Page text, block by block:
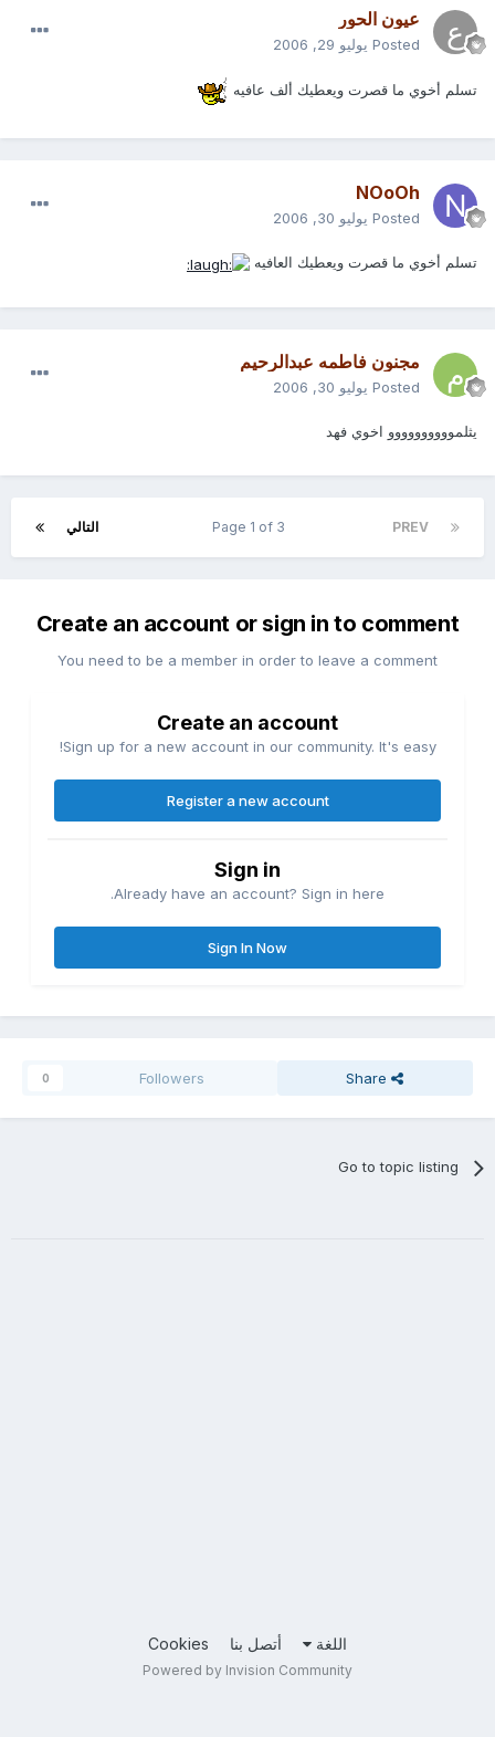
عيون الحور
Posted يوليو 29, 2006
تسلم أخوي ما قصرت ويعطيك ألف عافيه
NOoOh
Posted يوليو 30, 2006
تسلم أخوي ما قصرت ويعطيك العافيه
مجنون فاطمه عبدالرحيم
Posted يوليو 30, 2006
يثلموووووووووو اخوي فهد
PREV التالي Page 1 of 3
Create an account or sign in to comment
You need to be a member in order to leave a comment
Create an account
Sign up for a new account in our community. It's easy!
Register a new account
Sign in
Already have an account? Sign in here.
Sign In Now
Share
Followers
0
Go to topic listing
اللغة أتصل بنا Cookies
Powered by Invision Community